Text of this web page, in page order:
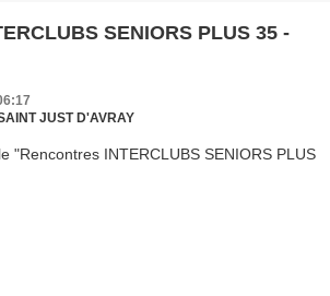
SENIORS PLUS 35 -
JUST D'AVRAY